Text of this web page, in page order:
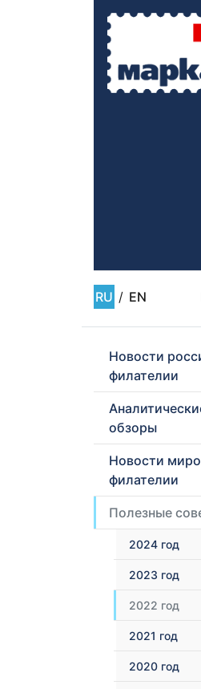
RU / EN
Новости
филателии
обзоры
Новости
филателии
Полезные
2024 год
2023 год
2022 год
2021 год
2020 год